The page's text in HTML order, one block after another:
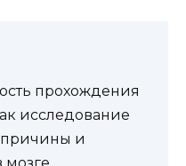
прохождения
исследование
причины и